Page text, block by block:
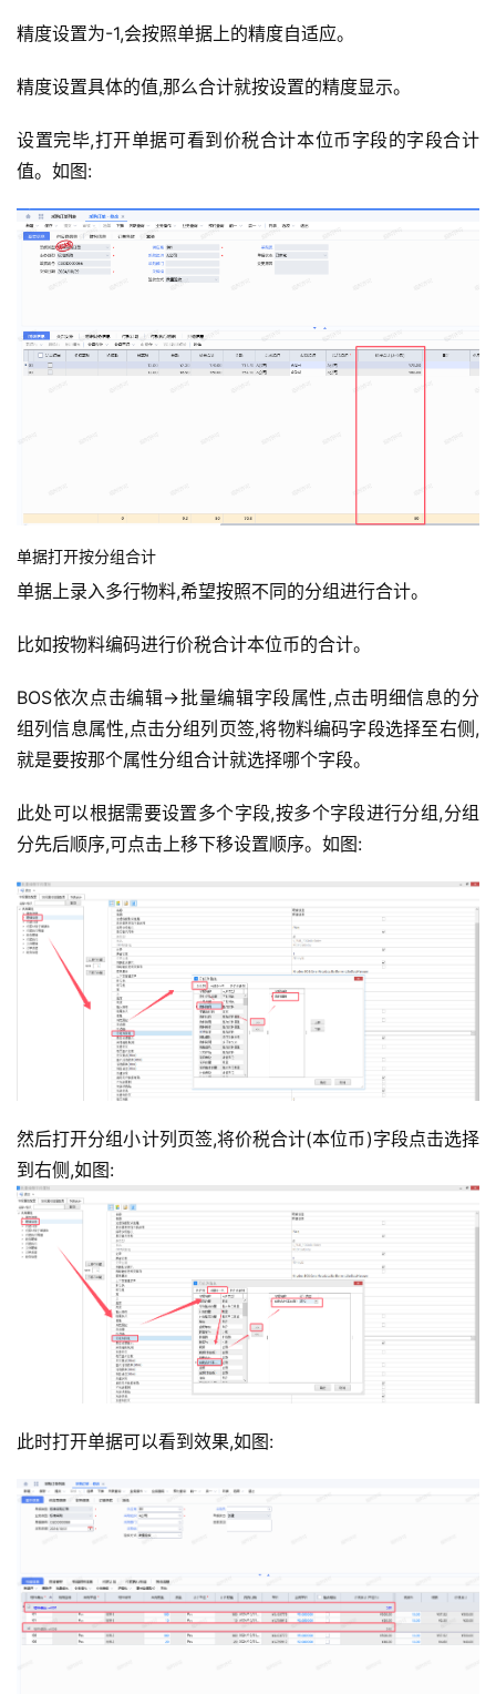
页
分
快
问
答
Sign in Sign up
精度设置为-1,会按照单据上的精度自适应。
精度设置具体的值,那么合计就按设置的精度显示。
设置完毕,打开单据可看到价税合计本位币字段的字段合计
值。如图:
单据打开按分组合计
单据上录入多行物料,希望按照不同的分组进行合计。
比如按物料编码进行价税合计本位币的合计。
BOS依次点击编辑→批量编辑字段属性,点击明细信息的分
组列信息属性,点击分组列页签,将物料编码字段选择至右侧,
就是要按那个属性分组合计就选择哪个字段。
此处可以根据需要设置多个字段,按多个字段进行分组,分组
分先后顺序,可点击上移下移设置顺序。如图:
然后打开分组小计列页签,将价税合计(本位币)字段点击选择
到右侧,如图:
此时打开单据可以看到效果,如图: